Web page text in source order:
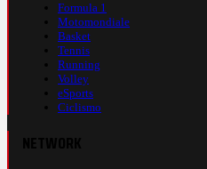
Formula 1
Motomondiale
Basket
Tennis
Running
Volley
eSports
Ciclismo